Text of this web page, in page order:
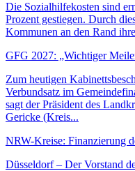
Die Sozialhilfekosten sind
Prozent gestiegen. Durch
Kommunen an den Rand
GFG 2027: „Wichtiger
Zum heutigen
Verbundsatz im
sagt der Präsident des
Gericke (Kreis...
NRW-Kreise: Finanzierung
Düsseldorf – Der Vorstand